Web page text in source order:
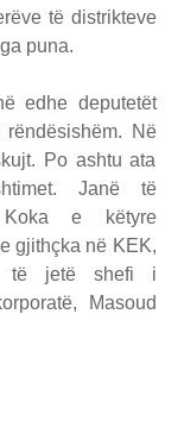
të distrikteve
puna.
edhe deputetët
Në
Po ashtu ata
Janë të
Koka e këtyre
gjithçka në KEK,
të jetë shefi i
Masoud